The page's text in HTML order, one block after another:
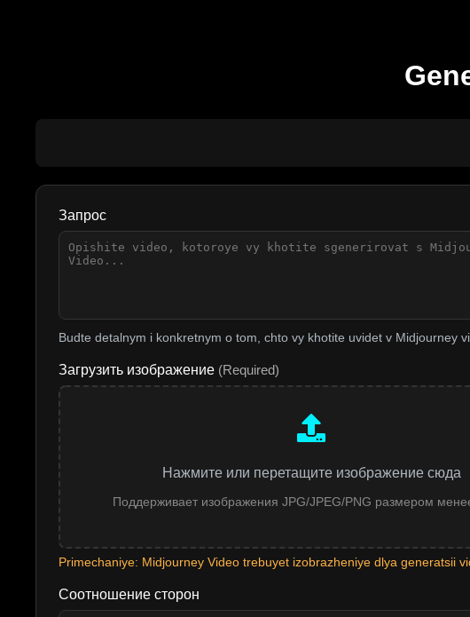
Запрос
Budte detalnym i konkretnym o tom, chto vy khotite uvidet v Midjourney
Загрузить изображение (Required)
Нажмите или перетащите изображение сюда
Поддерживает изображения JPG/JPEG/PNG размером
Primechaniye: Midjourney Video trebuyet izobrazheniye dlya generatsii
Соотношение сторон